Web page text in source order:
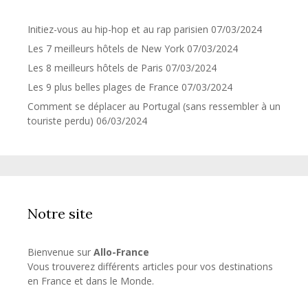
Initiez-vous au hip-hop et au rap parisien 07/03/2024
Les 7 meilleurs hôtels de New York 07/03/2024
Les 8 meilleurs hôtels de Paris 07/03/2024
Les 9 plus belles plages de France 07/03/2024
Comment se déplacer au Portugal (sans ressembler à un
touriste perdu) 06/03/2024
Notre site
Bienvenue sur Allo-France
Vous trouverez différents articles pour vos destinations
en France et dans le Monde.